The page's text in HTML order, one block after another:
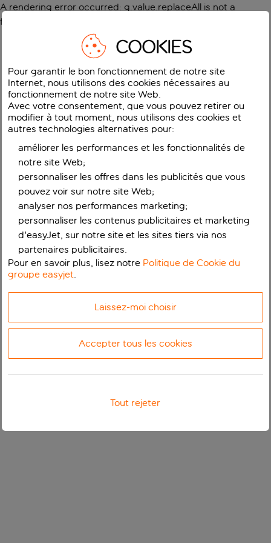
A rendering error occurred: g.value.replaceAll is not a
function
COOKIES
Pour garantir le bon fonctionnement de notre site
Internet, nous utilisons des cookies nécessaires au
fonctionnement de notre site Web.
Avec votre consentement, que vous pouvez retirer ou
modifier à tout moment, nous utilisons des cookies et
autres technologies alternatives pour:
améliorer les performances et les fonctionnalités de
notre site Web;
personnaliser les offres dans les publicités que vous
pouvez voir sur notre site Web;
analyser nos performances marketing;
personnaliser les contenus publicitaires et marketing
d'easyJet, sur notre site et les sites tiers via nos
partenaires publicitaires.
Pour en savoir plus, lisez notre Politique de Cookie du
groupe easyjet.
Laissez-moi choisir
Accepter tous les cookies
Tout rejeter